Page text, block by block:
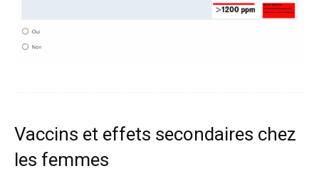
Vaccins et effets secondaires chez
les femmes